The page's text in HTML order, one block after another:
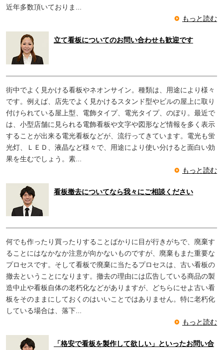
近年多数頂いておりま...
もっと読む
立て看板についてのお問い合わせも歓迎です
街中でよく見かける看板やネオンサイン。種類は、用途により様々
です。例えば、店先でよく見かけるスタンド型やビルの屋上に取り
付けられている屋上型、電飾タイプ、電光タイプ、のぼり。最近で
は、小型店舗に見られる電飾看板や文字や図形など情報を多く表示
することが出来る電光看板などが、流行ってきています。電光も蛍
光灯、ＬＥＤ、液晶など様々で、用途により使い分けると面白い効
果を生むでしょう。素...
もっと読む
看板撤去についてなら我々にご相談ください
何でも作ったり買ったりすることばかりに目が行きがちで、廃棄す
ることにはなかなか注意が向かないものですが、廃棄もまた重要な
プロセスです。そして看板で廃棄に当たるプロセスは、古い看板の
撤去ということになります。撤去の理由には広告している商品の製
造中止や看板自体の老朽化などがありますが、どちらにせよ古い看
板をそのままにしておくのはいいことではありません。特に老朽化
している場合は、落下...
もっと読む
「格安で看板を製作して欲しい」といったお問い合